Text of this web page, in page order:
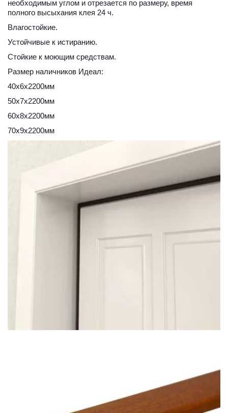
необходимым углом и отрезается по размеру, время
полного высыхания клея 24 ч.
Влагостойкие.
Устойчивые к истиранию.
Стойкие к моющим средствам.
Размер наличников Идеал:
40х6х2200мм
50х7х2200мм
60х8х2200мм
70х9х2200мм